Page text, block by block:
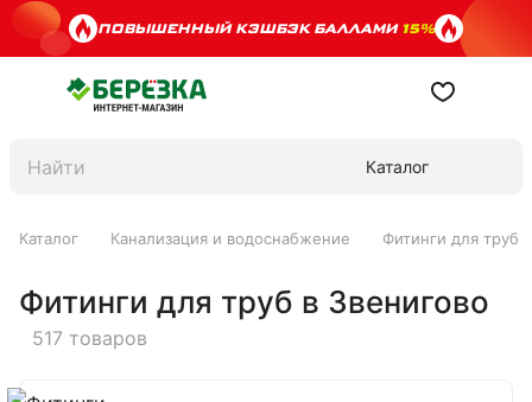
ПОВЫШЕННЫЙ КЭШБЭК БАЛЛАМИ15%
Каталог
Каталог Канализация и водоснабжение Фитинги для труб
Фитинги для труб в Звенигово
517 товаров